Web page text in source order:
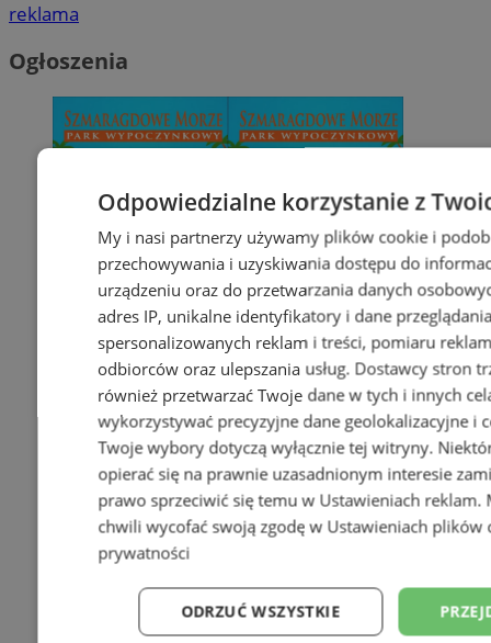
reklama
Ogłoszenia
Odpowiedzialne korzystanie z
My i nasi partnerzy używamy plików cookie i
przechowywania i uzyskiwania dostępu do
urządzeniu oraz do przetwarzania danych
adres IP, unikalne identyfikatory i dane
spersonalizowanych reklam i treści, pomiaru
odbiorców oraz ulepszania usług. Dostawcy stron
również przetwarzać Twoje dane w tych i innych
wykorzystywać precyzyjne dane geolokalizacyjne i
Twoje wybory dotyczą wyłącznie tej witryny.
opierać się na prawnie uzasadnionym interesie
prawo sprzeciwić się temu w Ustawieniach reklam.
chwili wycofać swoją zgodę w Ustawieniach plików
prywatności
ODRZUĆ WSZYSTKIE